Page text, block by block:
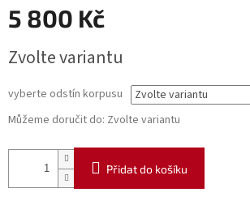
5 800 Kč
cena:
Zvolte variantu
vyberte odstín korpusu
Můžeme doručit do: Zvolte variantu
Přidat do košíku